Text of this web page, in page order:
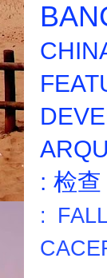
: 检查
: